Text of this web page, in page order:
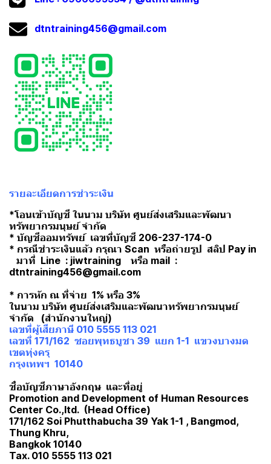
dtntraining456@gmail.com
รายละเอียดการชำระเงิน
*โอนเข้าบัญชี ในนาม บริษัท ศูนย์ส่งเสริมและพัฒนา
ทรัพยากรมนุษย์ จำกัด
* บัญชีออมทรัพย์ เลขที่บัญชี 206-237-174-0
* กรณีชำระเงินแล้ว กรุณา Scan หรือถ่ายรูป สลิป Pay in
มาที่ Line : jiwtraining หรือ mail :
dtntraining456@gmail.com
* การหัก ณ ที่จ่าย 1% หรือ 3%
ในนาม บริษัท ศูนย์ส่งเสริมและพัฒนาทรัพยากรมนุษย์
จำกัด (สำนักงานใหญ่)
เลขที่ผู้เสียภาษี 010 5555 113 021
เลขที่ 171/162 ซอยพุทธบูชา 39 แยก 1-1 แขวงบางมด
เขตทุ่งครุ
กรุงเทพฯ 10140
ชื่อบัญชีภาษาอังกฤษ และที่อยู่
Promotion and Development of Human Resources
Center Co.,ltd. (Head Office)
171/162 Soi Phutthabucha 39 Yak 1-1 , Bangmod,
Thung Khru,
Bangkok 10140
Tax. 010 5555 113 021